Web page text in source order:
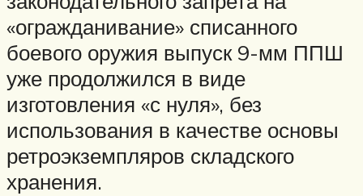
«огражданивание» списанного
боевого оружия выпуск 9-мм ППШ
уже продолжился в виде
изготовления «с нуля», без
использования в качестве основы
ретроэкземпляров складского
хранения.